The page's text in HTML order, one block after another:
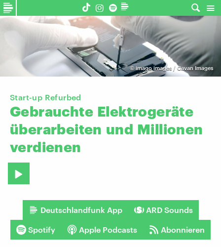
© imago images / Cavan Images
Start-up Refurbed
Gebrauchte Elektrogeräte
überarbeiten und Millionen
verdienen
Deutschlandfunk App ARD Sounds
Spotify Apple Podcasts Abonnieren